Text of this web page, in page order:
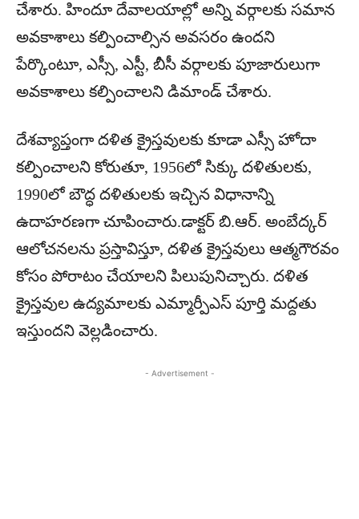
చేశారు. హిందూ దేవాలయాల్లో అన్ని వర్గాలకు సమాన
అవకాశాలు కల్పించాల్సిన అవసరం ఉందని
పేర్కొంటూ, ఎస్సీ, ఎస్టీ, బీసీ వర్గాలకు పూజారులుగా
అవకాశాలు కల్పించాలని డిమాండ్ చేశారు.
దేశవ్యాప్తంగా దళిత క్రైస్తవులకు కూడా ఎస్సీ హోదా
కల్పించాలని కోరుతూ, 1956లో సిక్కు దళితులకు,
1990లో బౌద్ధ దళితులకు ఇచ్చిన విధానాన్ని
ఉదాహరణగా చూపించారు.డాక్టర్ బి.ఆర్. అంబేద్కర్
ఆలోచనలను ప్రస్తావిస్తూ, దళిత క్రైస్తవులు ఆత్మగౌరవం
కోసం పోరాటం చేయాలని పిలుపునిచ్చారు. దళిత
క్రైస్తవుల ఉద్యమాలకు ఎమ్మార్పీఎస్ పూర్తి మద్దతు
ఇస్తుందని వెల్లడించారు.
- Advertisement -